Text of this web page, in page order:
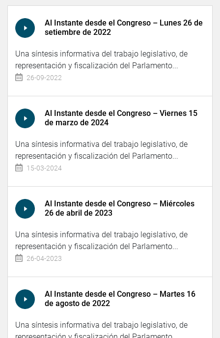
Al Instante desde el Congreso – Lunes 26 de
setiembre de 2022
Una síntesis informativa del trabajo legislativo, de
representación y fiscalización del Parlamento...
26-09-2022
Al Instante desde el Congreso – Viernes 15
de marzo de 2024
Una síntesis informativa del trabajo legislativo, de
representación y fiscalización del Parlamento...
15-03-2024
Al Instante desde el Congreso – Miércoles
26 de abril de 2023
Una síntesis informativa del trabajo legislativo, de
representación y fiscalización del Parlamento...
26-04-2023
Al Instante desde el Congreso – Martes 16
de agosto de 2022
Una síntesis informativa del trabajo legislativo, de